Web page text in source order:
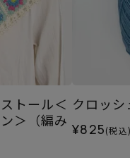
トール＜
＞（編み
クロッ
¥825(税込)